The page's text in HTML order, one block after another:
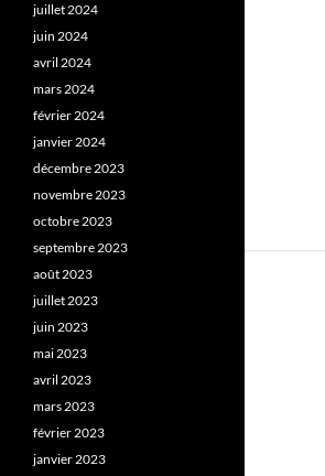
juillet 2024
juin 2024
avril 2024
mars 2024
février 2024
janvier 2024
décembre 2023
novembre 2023
octobre 2023
septembre 2023
août 2023
juillet 2023
juin 2023
mai 2023
avril 2023
mars 2023
février 2023
janvier 2023